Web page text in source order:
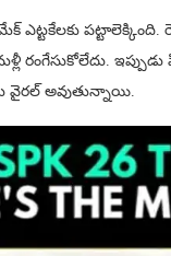
ఎట్టకేలకు
రంగేసుకోలేదు.
వైరల్ అవుతున్నాయి.